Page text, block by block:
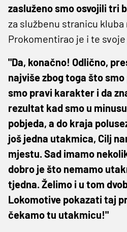
zasluženo smo osvojili tri
za službenu stranicu
Prokomentirao je i te
"Da, konačno! Odlično,
najviše zbog toga što
smo pravi karakter i da
rezultat kad smo u
pobjeda, a do kraja
još jedna utakmica, Cilj
mjestu. Sad imamo
dobro je što nemamo
tjedna. Želimo i u tom
Lokomotive pokazati taj
čekamo tu utakmicu!"